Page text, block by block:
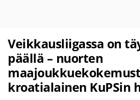
Veikkausliigassa on
päällä – nuorten
kroatialainen KuPSin